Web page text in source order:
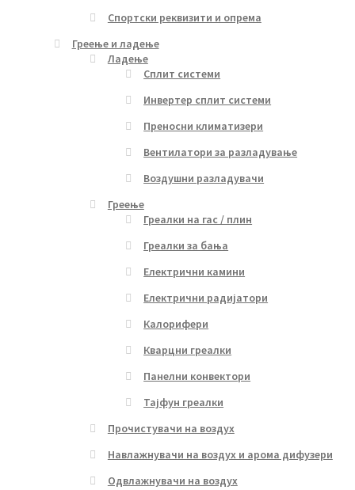
Спортски реквизити и опрема
Греење и ладење
Ладење
Сплит системи
Инвертер сплит системи
Преносни климатизери
Вентилатори за разладување
Воздушни разладувачи
Греење
Греалки на гас / плин
Греалки за бања
Електрични камини
Електрични радијатори
Калорифери
Кварцни греалки
Панелни конвектори
Тајфун греалки
Прочистувачи на воздух
Навлажнувачи на воздух и арома дифузери
Одвлажнувачи на воздух